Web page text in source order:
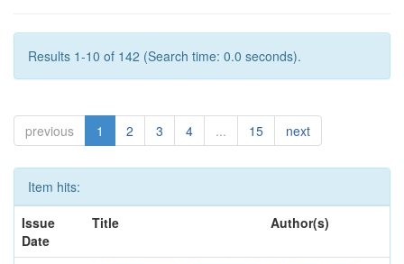
Results 1-10 of 142 (Search time: 0.0 seconds).
previous 1 2 3 4 ... 15 next
Item hits:
Issue
Date
Title Author(s)